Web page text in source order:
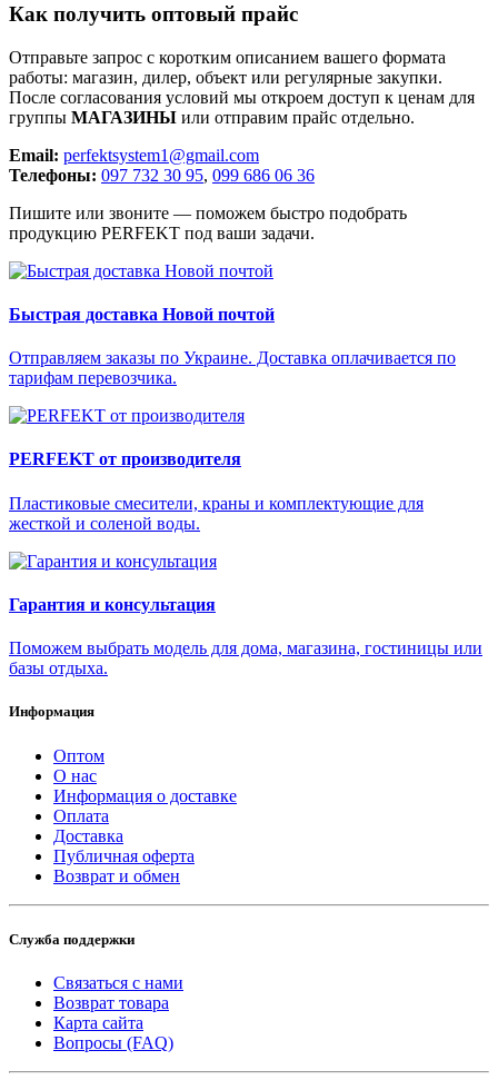
Как получить оптовый прайс
Отправьте запрос с коротким описанием вашего формата
работы: магазин, дилер, объект или регулярные закупки.
После согласования условий мы откроем доступ к ценам для
группы МАГАЗИНЫ или отправим прайс отдельно.
Email: perfektsystem1@gmail.com
Телефоны: 097 732 30 95, 099 686 06 36
Пишите или звоните — поможем быстро подобрать
продукцию PERFEKT под ваши задачи.
Быстрая доставка Новой почтой
Отправляем заказы по Украине. Доставка оплачивается по
тарифам перевозчика.
PERFEKT от производителя
Пластиковые смесители, краны и комплектующие для
жесткой и соленой воды.
Гарантия и консультация
Поможем выбрать модель для дома, магазина, гостиницы или
базы отдыха.
Информация
Оптом
О нас
Информация о доставке
Оплата
Доставка
Публичная оферта
Возврат и обмен
Служба поддержки
Связаться с нами
Возврат товара
Карта сайта
Вопросы (FAQ)